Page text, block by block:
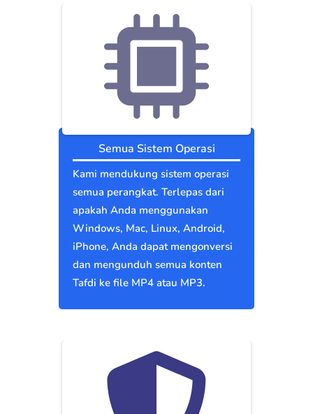
Semua Sistem Operasi
Kami mendukung sistem operasi
semua perangkat. Terlepas dari
apakah Anda menggunakan
Windows, Mac, Linux, Android,
iPhone, Anda dapat mengonversi
dan mengunduh semua konten
Tafdi ke file MP4 atau MP3.